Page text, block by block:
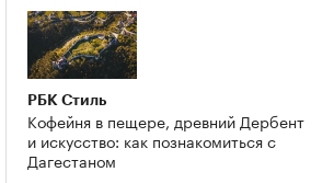
РБК Стиль
Кофейня в пещере, древний Дербент
и искусство: как познакомиться с
Дагестаном